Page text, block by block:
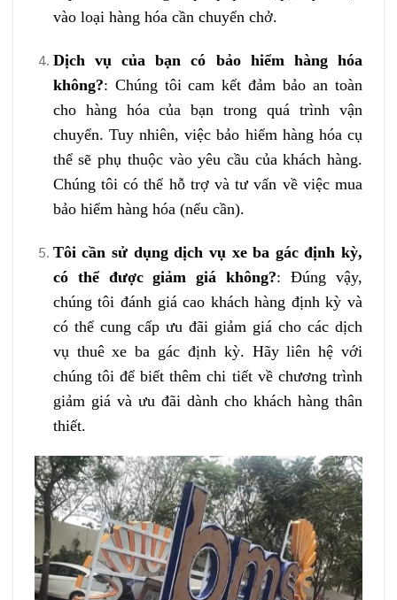
vào loại hàng hóa cần chuyển chở.
Dịch vụ của bạn có bảo hiểm hàng hóa
không?: Chúng tôi cam kết đảm bảo an toàn
cho hàng hóa của bạn trong quá trình vận
chuyển. Tuy nhiên, việc bảo hiểm hàng hóa cụ
thể sẽ phụ thuộc vào yêu cầu của khách hàng.
Chúng tôi có thể hỗ trợ và tư vấn về việc mua
bảo hiểm hàng hóa (nếu cần).
Tôi cần sử dụng dịch vụ xe ba gác định kỳ,
có thể được giảm giá không?: Đúng vậy,
chúng tôi đánh giá cao khách hàng định kỳ và
có thể cung cấp ưu đãi giảm giá cho các dịch
vụ thuê xe ba gác định kỳ. Hãy liên hệ với
chúng tôi để biết thêm chi tiết về chương trình
giảm giá và ưu đãi dành cho khách hàng thân
thiết.